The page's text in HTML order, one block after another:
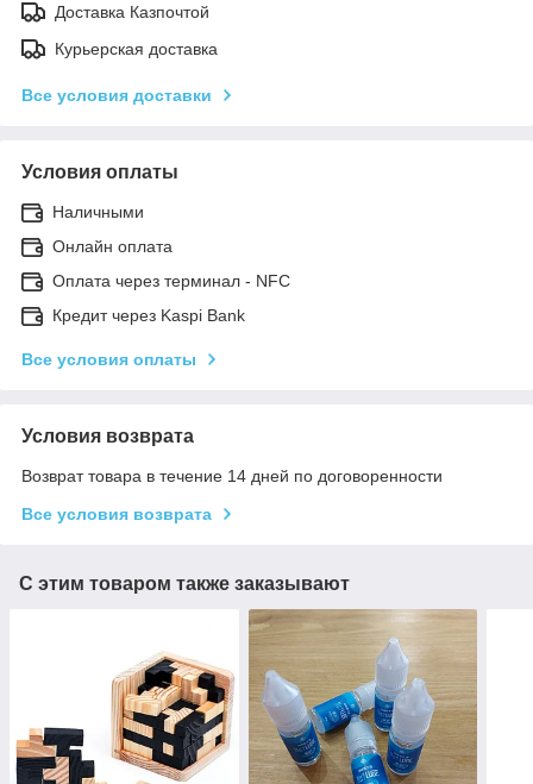
Доставка Казпочтой
Курьерская доставка
Все условия доставки
Условия оплаты
Наличными
Онлайн оплата
Оплата через терминал - NFC
Кредит через Kaspi Bank
Все условия оплаты
Условия возврата
Возврат товара в течение 14 дней по договоренности
Все условия возврата
С этим товаром также заказывают